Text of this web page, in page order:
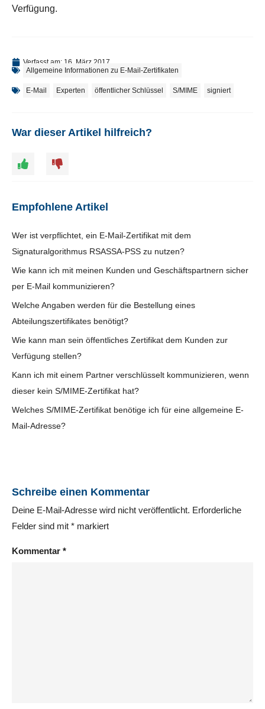
Verfügung.
Verfasst am: 16. März 2017
Allgemeine Informationen zu E-Mail-Zertifikaten
E-Mail Experten öffentlicher Schlüssel S/MIME signiert
War dieser Artikel hilfreich?
Empfohlene Artikel
Wer ist verpflichtet, ein E-Mail-Zertifikat mit dem
Signaturalgorithmus RSASSA-PSS zu nutzen?
Wie kann ich mit meinen Kunden und Geschäftspartnern sicher
per E-Mail kommunizieren?
Welche Angaben werden für die Bestellung eines
Abteilungszertifikates benötigt?
Wie kann man sein öffentliches Zertifikat dem Kunden zur
Verfügung stellen?
Kann ich mit einem Partner verschlüsselt kommunizieren, wenn
dieser kein S/MIME-Zertifikat hat?
Welches S/MIME-Zertifikat benötige ich für eine allgemeine E-
Mail-Adresse?
Schreibe einen Kommentar
Deine E-Mail-Adresse wird nicht veröffentlicht. Erforderliche
Felder sind mit * markiert
Kommentar *